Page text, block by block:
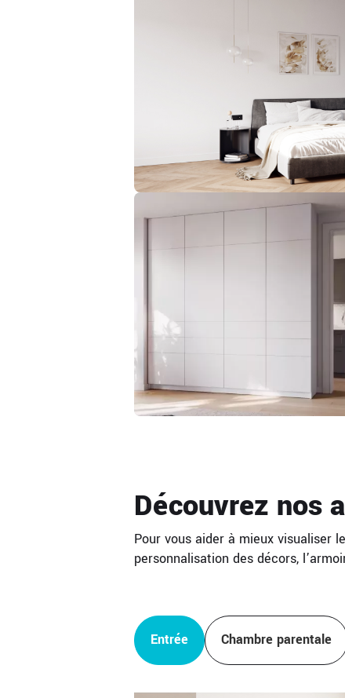
Découvrez nos
Pour vous aider à mieux visualiser
personnalisation des décors,
Entrée Chambre parentale